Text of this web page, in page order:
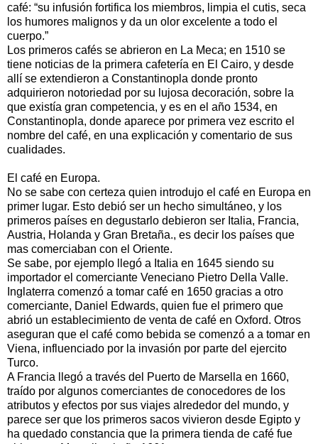
café: “su infusión fortifica los miembros, limpia el cutis, seca
los humores malignos y da un olor excelente a todo el
cuerpo.”
Los primeros cafés se abrieron en La Meca; en 1510 se
tiene noticias de la primera cafetería en El Cairo, y desde
allí se extendieron a Constantinopla donde pronto
adquirieron notoriedad por su lujosa decoración, sobre la
que existía gran competencia, y es en el año 1534, en
Constantinopla, donde aparece por primera vez escrito el
nombre del café, en una explicación y comentario de sus
cualidades.
El café en Europa.
No se sabe con certeza quien introdujo el café en Europa en
primer lugar. Esto debió ser un hecho simultáneo, y los
primeros países en degustarlo debieron ser Italia, Francia,
Austria, Holanda y Gran Bretaña., es decir los países que
mas comerciaban con el Oriente.
Se sabe, por ejemplo llegó a Italia en 1645 siendo su
importador el comerciante Veneciano Pietro Della Valle.
Inglaterra comenzó a tomar café en 1650 gracias a otro
comerciante, Daniel Edwards, quien fue el primero que
abrió un establecimiento de venta de café en Oxford. Otros
aseguran que el café como bebida se comenzó a a tomar en
Viena, influenciado por la invasión por parte del ejercito
Turco.
A Francia llegó a través del Puerto de Marsella en 1660,
traído por algunos comerciantes de conocedores de los
atributos y efectos por sus viajes alrededor del mundo, y
parece ser que los primeros sacos vivieron desde Egipto y
ha quedado constancia que la primera tienda de café fue